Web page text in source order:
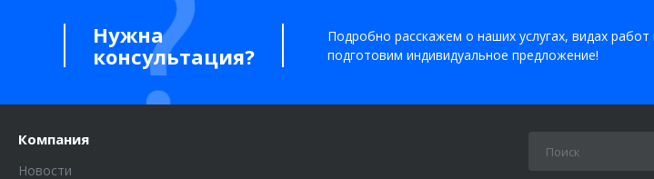
Нужна
консультация?
Подробно расскажем о наших услугах, видах
подготовим индивидуальное предложение!
Компания
Новости